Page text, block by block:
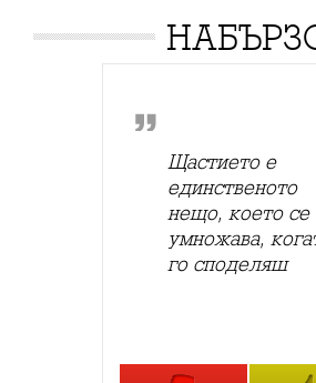
Щастието е
единственото
нещо, което се
умножава,
го споделяш